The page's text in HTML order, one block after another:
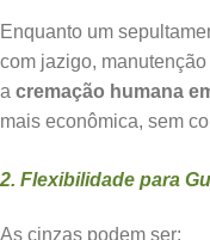
Enquanto um
com jazigo,
a cremação humana
mais econômica, sem
2. Flexibilidade para
As cinzas podem ser: